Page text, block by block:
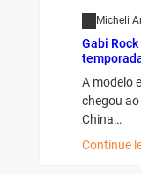
Micheli
Gabi
A modelo
chegou
China…
Continue